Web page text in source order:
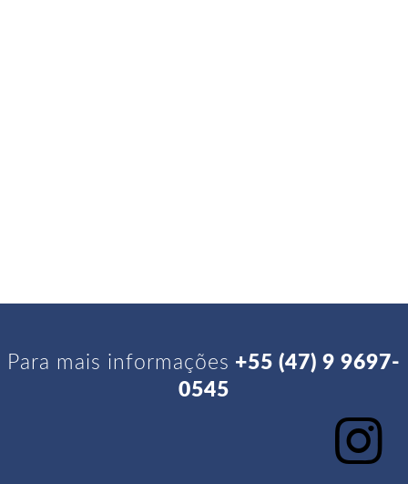
Para mais informações +55 (47) 9 9697-
0545